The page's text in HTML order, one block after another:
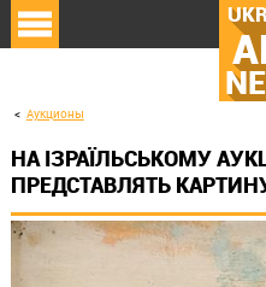
Аукционы
НА ІЗРАЇЛЬСЬКОМУ
ПРЕДСТАВЛЯТЬ